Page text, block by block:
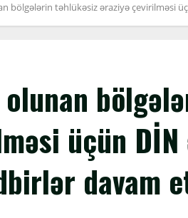
bölgələrin təhlükəsiz əraziyə çevirilməsi
üçün DİN
davam